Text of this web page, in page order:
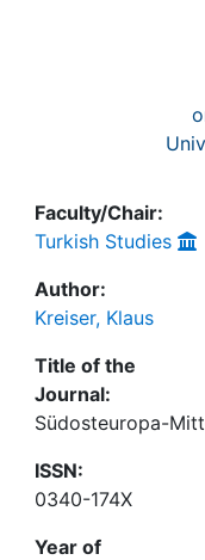
Faculty/Chair:
Turkish Studies
Author:
Kreiser, Klaus
Title of the
Journal:
Südosteuropa-
ISSN:
0340-174X
Year of